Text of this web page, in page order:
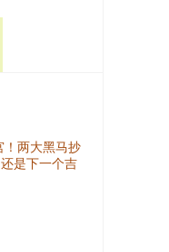
！两大黑马抄
是下一个吉